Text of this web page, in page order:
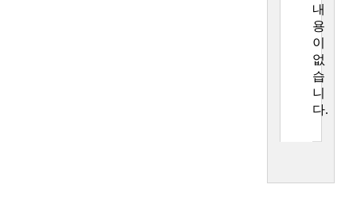
내
용
이
없
습
니
다.